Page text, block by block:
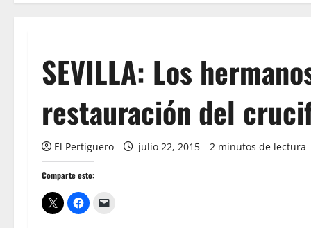
SEVILLA: Los
restauración del
El Pertiguero julio 22, 2015 2 minutos de lectura
Comparte esto: